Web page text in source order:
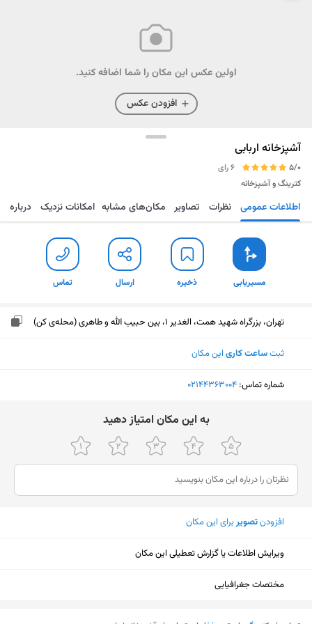
اولین عکس این مکان را شما اضافه کنید.
افزودن عکس
آشپزخانه اربابی
5/0
6 رای
کترینگ و آشپزخانه
مسیریابی ذخیره ارسال تماس اطلاعات عمومی نظرات تصاویر مکان‌های مشابه امکانات نزدیک درباره
مسیریابی ذخیره ارسال تماس
تهران، بزرگراه شهید همت، الغدیر 1، بین حبیب الله و طاهری (محله‌ی کن)
ثبتساعت کاری این مکان
شماره تماس: ‎02144363004
ﺑﻪ اﯾﻦ ﻣﮑﺎن اﻣﺘﯿﺎز دﻫﯿﺪ
افزودنتصویربرای این مکان
ویرایش اطلاعات یا گزارش تعطیلی این مکان
مختصات جغرافیایی